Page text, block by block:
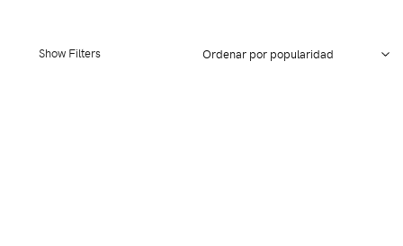
Show Filters